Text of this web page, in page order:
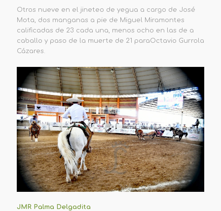
Otros nueve en el jineteo de yegua a cargo de José
Mota, dos manganas a pie de Miguel Miramontes
calificadas de 23 cada una, menos ocho en las de a
caballo y paso de la muerte de 21 paraOctavio Gurrola
Cázares.
JMR Palma Delgadita